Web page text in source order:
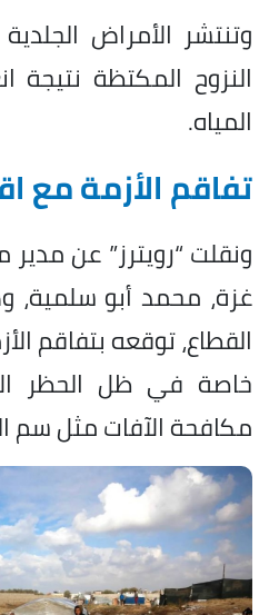
النزوح المكتظة نتيجة
المياه.
تفاقم الأزمة مع
ونقلت “رويترز” عن
غزة، محمد أبو
القطاع، توقعه بتفاقم
خاصة في ظل الحظر
مكافحة الآفات مثل سم